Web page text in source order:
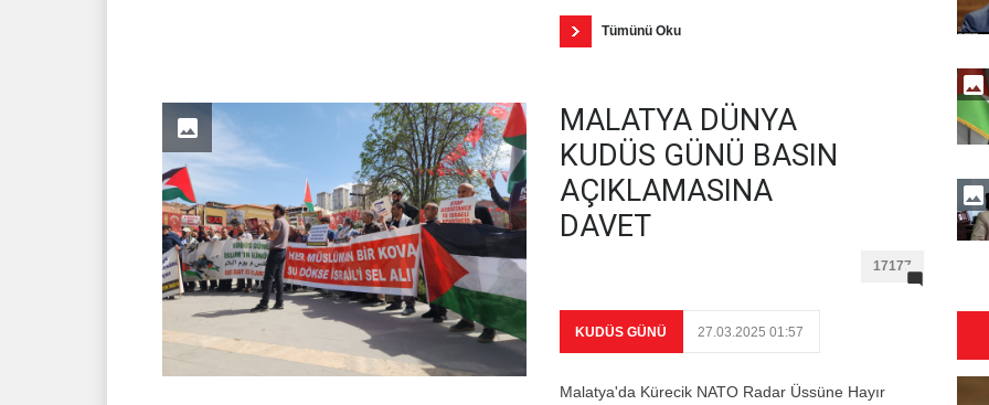
Tümünü Oku
MALATYA DÜNYA
KUDÜS GÜNÜ BASIN
AÇIKLAMASINA
DAVET
17177
KUDÜS GÜNÜ 27.03.2025 01:57
Malatya'da Kürecik NATO Radar Üssüne Hayır